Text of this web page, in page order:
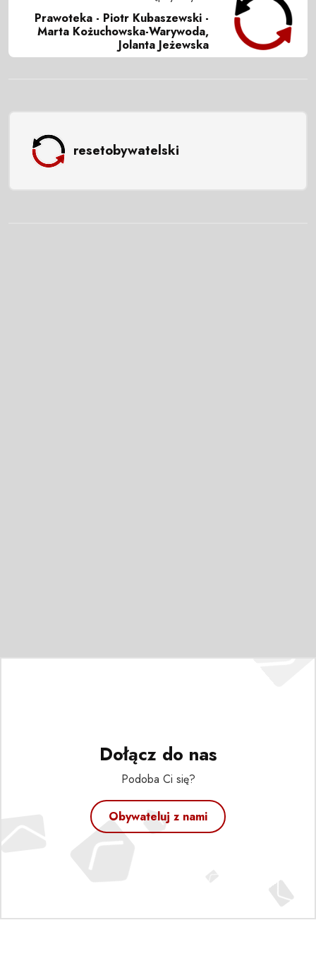
Prawoteka - Piotr Kubaszewski -
Marta Kożuchowska-Warywoda,
Jolanta Jeżewska
resetobywatelski
Dołącz do nas
Podoba Ci się?
Obywateluj z nami